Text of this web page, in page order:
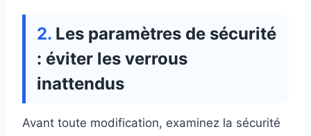
Les paramètres de sécurité
: éviter les verrous
inattendus
Avant toute modification, examinez la sécurité